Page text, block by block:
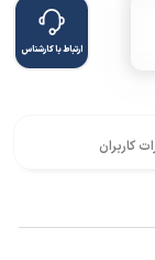
ارتباط با کارشناس
کاربران